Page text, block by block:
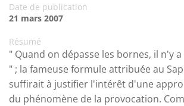
Date de publication
21 mars 2007
Résumé
" Quand on dépasse les bornes, il n'y
" ; la fameuse formule attribuée au
suffirait à justifier l'intérêt d'une
du phénomène de la provocation.